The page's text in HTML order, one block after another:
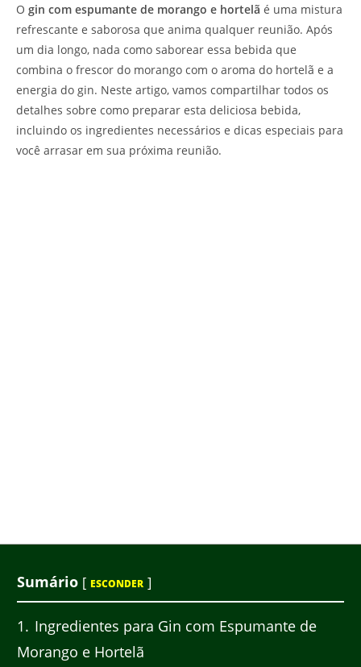
O gin com espumante de morango e hortelã é uma mistura
refrescante e saborosa que anima qualquer reunião. Após
um dia longo, nada como saborear essa bebida que
combina o frescor do morango com o aroma do hortelã e a
energia do gin. Neste artigo, vamos compartilhar todos os
detalhes sobre como preparar esta deliciosa bebida,
incluindo os ingredientes necessários e dicas especiais para
você arrasar em sua próxima reunião.
Sumário [ ESCONDER ]
1
Ingredientes para Gin com Espumante de
Morango e Hortelã